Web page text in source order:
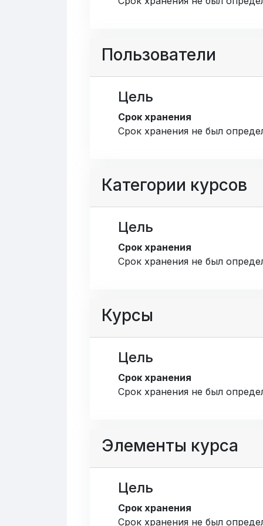
Пользователи
Цель
Срок хранения
Срок хранения не был
Категории курсов
Цель
Срок хранения
Срок хранения не был
Курсы
Цель
Срок хранения
Срок хранения не был
Элементы курса
Цель
Срок хранения
Срок хранения не был